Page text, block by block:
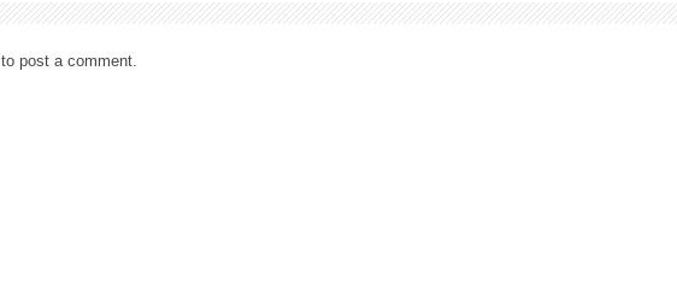
to post a comment.